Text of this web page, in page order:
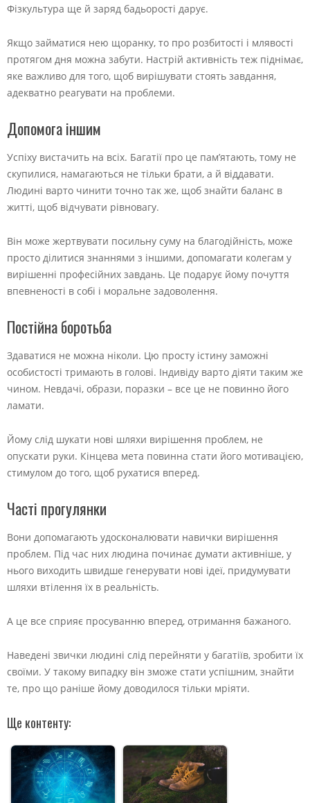
Фізкультура ще й заряд бадьорості дарує.
Якщо займатися нею щоранку, то про розбитості і млявості
протягом дня можна забути. Настрій активність теж піднімає,
яке важливо для того, щоб вирішувати стоять завдання,
адекватно реагувати на проблеми.
Допомога іншим
Успіху вистачить на всіх. Багатії про це пам’ятають, тому не
скупилися, намагаються не тільки брати, а й віддавати.
Людині варто чинити точно так же, щоб знайти баланс в
житті, щоб відчувати рівновагу.
Він може жертвувати посильну суму на благодійність, може
просто ділитися знаннями з іншими, допомагати колегам у
вирішенні професійних завдань. Це подарує йому почуття
впевненості в собі і моральне задоволення.
Постійна боротьба
Здаватися не можна ніколи. Цю просту істину заможні
особистості тримають в голові. Індивіду варто діяти таким же
чином. Невдачі, образи, поразки – все це не повинно його
ламати.
Йому слід шукати нові шляхи вирішення проблем, не
опускати руки. Кінцева мета повинна стати його мотивацією,
стимулом до того, щоб рухатися вперед.
Часті прогулянки
Вони допомагають удосконалювати навички вирішення
проблем. Під час них людина починає думати активніше, у
нього виходить швидше генерувати нові ідеї, придумувати
шляхи втілення їх в реальність.
А це все сприяє просуванню вперед, отримання бажаного.
Наведені звички людині слід перейняти у багатіїв, зробити їх
своїми. У такому випадку він зможе стати успішним, знайти
те, про що раніше йому доводилося тільки мріяти.
Ще контенту: